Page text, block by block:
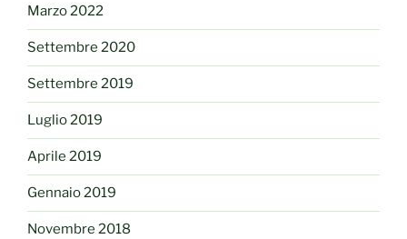
Marzo 2022
Settembre 2020
Settembre 2019
Luglio 2019
Aprile 2019
Gennaio 2019
Novembre 2018